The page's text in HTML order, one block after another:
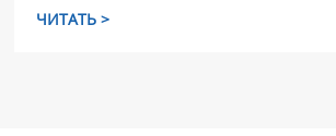
ЧИТАТЬ >